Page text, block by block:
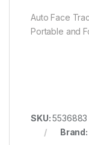
Auto Face
Portable and
SKU:5536883
Brand: